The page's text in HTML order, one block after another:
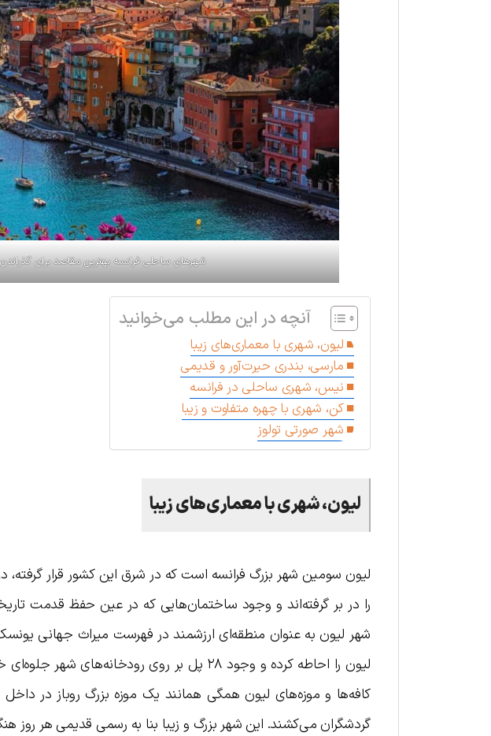
شهرهای ساحلی فرانسه بهترین مقاصد برای
آنچه در این مطلب می‌خوانید
لیون، شهری با معماری‌های زیبا
مارسی، بندری حیرت‌آور و قدیمی
نیس، شهری ساحلی در فرانسه
کن، شهری با چهره متفاوت و زیبا
شهر صورتی تولوز
لیون، شهری با معماری‌های زیبا
لیون سومین شهر بزرگ فرانسه است که در شرق این کشور قرار گرفته،
را در بر گرفته‌اند و وجود ساختمان‌هایی که در عین حفظ قدمت
شهر لیون به عنوان منطقه‌ای ارزشمند در فهرست میراث جهانی
لیون را احاطه کرده و وجود ۲۸ پل بر روی
کافه‌ها و موزه‌های لیون همگی همانند یک موزه بزرگ روباز در
گردشگران می‌کشند. این شهر بزرگ و زیبا بنا به رسمی قدیمی هر روز